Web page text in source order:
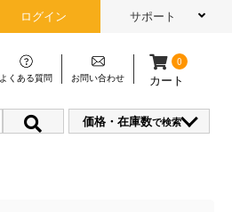
ログイン サポート
よくある質問 お問い合わせ
0
カート
価格・在庫数で検索